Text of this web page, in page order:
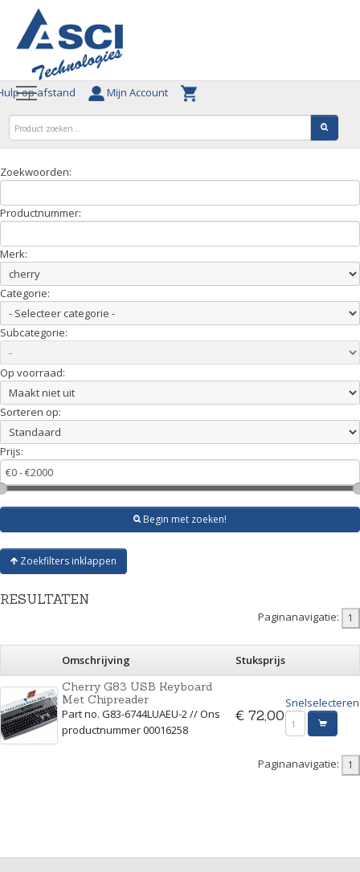
op afstand Mijn Account
Zoekwoorden:
Productnummer:
Merk:
Categorie:
Subcategorie:
Op voorraad:
Sorteren op:
Prijs:
Begin met zoeken!
Zoekfilters inklappen
RESULTATEN
Paginanavigatie:
Omschrijving
Stuksprijs
Cherry G83 USB Keyboard
Met Chipreader
Part no. G83-6744LUAEU-2 // Ons
productnummer 00016258
€ 72,00
Snelselecteren
Paginanavigatie: